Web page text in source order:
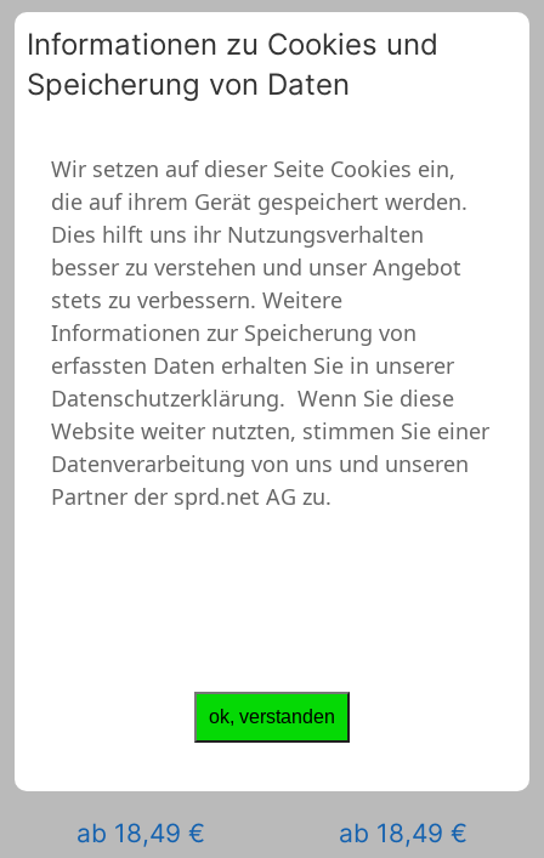
Geschenk zum 18 Tasse
ab 18,49 € ab 18,49 €
Informationen zu Cookies und
Speicherung von Daten
Wir setzen auf dieser Seite Cookies ein,
die auf ihrem Gerät gespeichert werden.
Dies hilft uns ihr Nutzungsverhalten
besser zu verstehen und unser Angebot
stets zu verbessern. Weitere
Informationen zur Speicherung von
erfassten Daten erhalten Sie in unserer
Datenschutzerklärung. Wenn Sie diese
Website weiter nutzten, stimmen Sie einer
Datenverarbeitung von uns und unseren
Partner der sprd.net AG zu.
ok, verstanden